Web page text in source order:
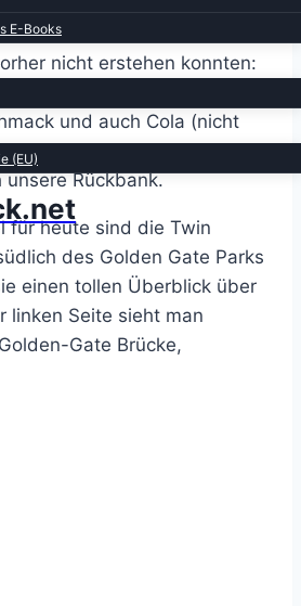
E-Books
(EU)
wir die meisten der
nicht erstehen konnten:
Limonaden-Pulver, Sprudel
und auch Cola (nicht
moderateren Preis. So
Rückbank.
für heute sind die Twin
des Golden Gate Parks
einen tollen Überblick über
linken Seite sieht man
Gate Brücke,